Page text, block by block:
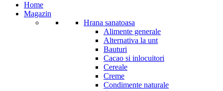
Home
Magazin
Hrana sanatoasa
Alimente generale
Alternativa la unt
Bauturi
Cacao si inlocuitori
Cereale
Creme
Condimente naturale